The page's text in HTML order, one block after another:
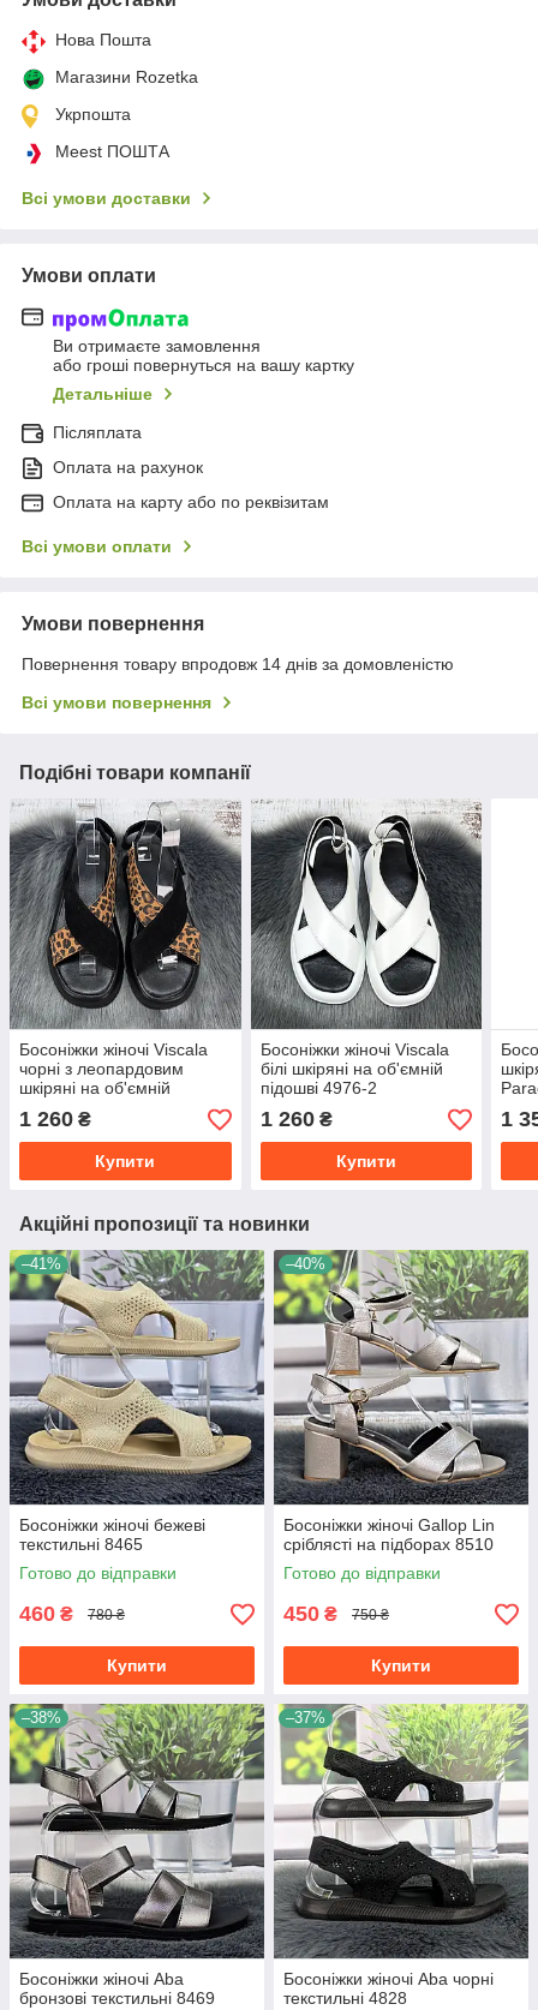
Нова Пошта
Магазини Rozetka
Укрпошта
Meest ПОШТА
Всі умови доставки
Умови оплати
Ви отримаєте замовлення
або гроші повернуться на вашу картку
Детальніше
Післяплата
Оплата на рахунок
Оплата на карту або по реквізитам
Всі умови оплати
Умови повернення
Повернення товару впродовж 14 днів за домовленістю
Всі умови повернення
Подібні товари компанії
Босоніжки жіночі Viscala
чорні з леопардовим
шкіряні на об'ємній
підошві 4976
1 260 ₴
Купити
Босоніжки жіночі Viscala
білі шкіряні на об'ємній
підошві 4976-2
1 260₴
Купити
1
Акційні пропозиції та новинки
–41%
Босоніжки жіночі бежеві
текстильні 8465
Готово до відправки
460 ₴ 780 ₴
Купити
–40%
Босоніжки жіночі Gallop Lin
сріблясті на підборах 8510
Готово до відправки
450 ₴ 750 ₴
Купити
–38%
Босоніжки жіночі Aba
бронзові текстильні 8469
–37%
Босоніжки жіночі Aba чорні
текстильні 4828